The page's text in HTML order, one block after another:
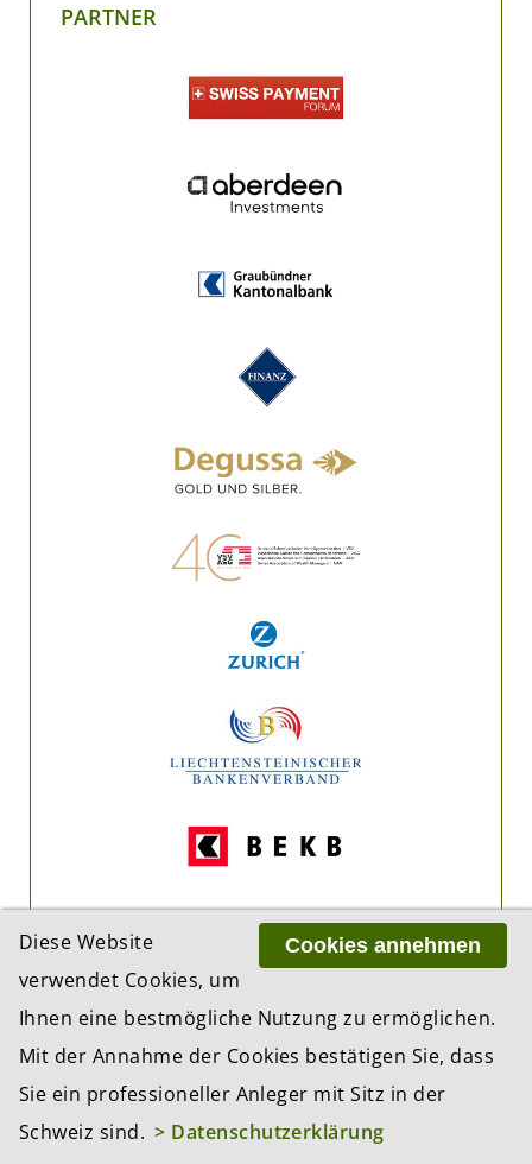
PARTNER
Cookies annehmen
Diese Website
verwendet Cookies, um
Ihnen eine bestmögliche Nutzung zu ermöglichen.
Mit der Annahme der Cookies bestätigen Sie, dass
Sie ein professioneller Anleger mit Sitz in der
Schweiz sind. > Datenschutzerklärung